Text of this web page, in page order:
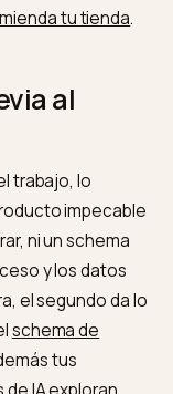
en
de forma
en el código
bot. Ahí declaras
permites.
amplia
a los